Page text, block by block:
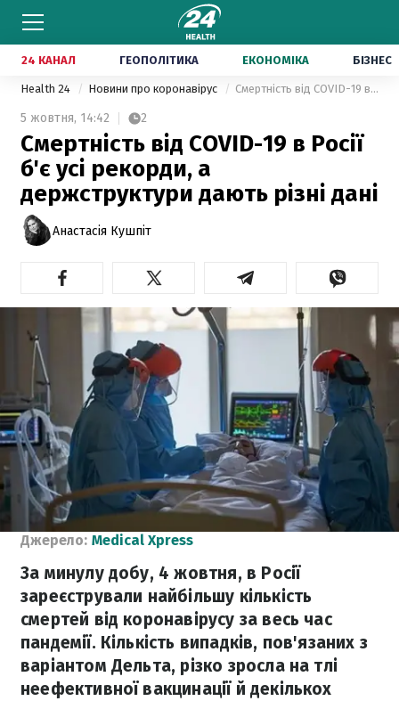
24 КАНАЛ ГЕОПОЛІТИКА ЕКОНОМІКА БІЗНЕС
Health 24 Новини про коронавірус Смертність від COVID-19 в Росії б'є усі рекорди, а держструктури дають різні дані
5 жовтня, 14:42 2
Смертність від COVID-19 в Росії
б'є усі рекорди, а
держструктури дають різні дані
Анастасія Кушпіт
Джерело: Medical Xpress
За минулу добу, 4 жовтня, в Росії
зареєстрували найбільшу кількість
смертей від коронавірусу за весь час
пандемії. Кількість випадків, пов'язаних з
варіантом Дельта, різко зросла на тлі
неефективної вакцинації й декількох